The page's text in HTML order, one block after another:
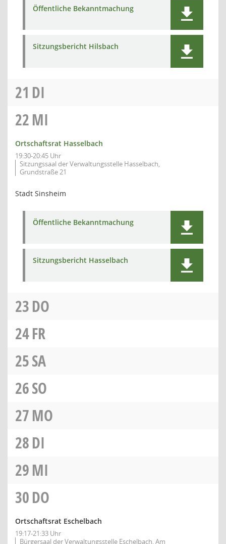
Öffentliche Bekanntmachung
Sitzungsbericht Hilsbach
21 DI
22MI
Ortschaftsrat Hasselbach
19:30-20:45 Uhr
Sitzungssaal der Verwaltungsstelle Hasselbach,
Grundstraße 21
Stadt Sinsheim
Öffentliche Bekanntmachung
Sitzungsbericht Hasselbach
23DO
24FR
25SA
26SO
27MO
28DI
29MI
30DO
Ortschaftsrat Eschelbach
19:17-21:33 Uhr
Bürgersaal der Verwaltungsstelle Eschelbach, Am